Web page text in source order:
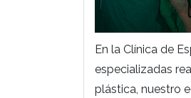
En la Clínica de
especializadas
plástica, nuestro